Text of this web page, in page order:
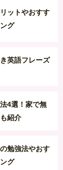
ットやおすす
グ
英語フレーズ
4選！家で無
紹介
勉強法やおす
グ